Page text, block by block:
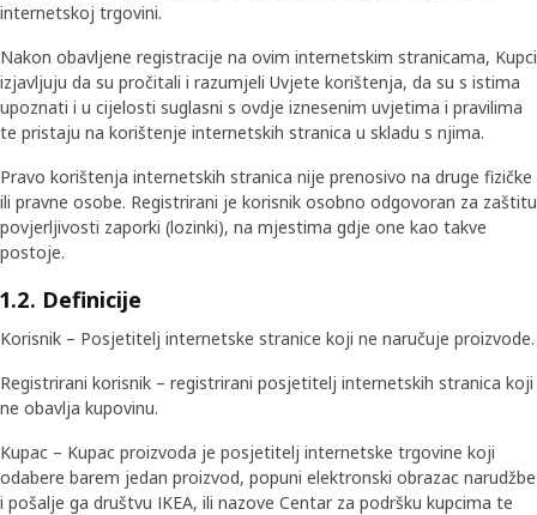
internetskoj trgovini.
Nakon obavljene registracije na ovim internetskim stranicama, Kupci
izjavljuju da su pročitali i razumjeli Uvjete korištenja, da su s istima
upoznati i u cijelosti suglasni s ovdje iznesenim uvjetima i pravilima
te pristaju na korištenje internetskih stranica u skladu s njima.
Pravo korištenja internetskih stranica nije prenosivo na druge fizičke
ili pravne osobe. Registrirani je korisnik osobno odgovoran za zaštitu
povjerljivosti zaporki (lozinki), na mjestima gdje one kao takve
postoje.
1.2. Definicije
Korisnik – Posjetitelj internetske stranice koji ne naručuje proizvode.
Registrirani korisnik – registrirani posjetitelj internetskih stranica koji
ne obavlja kupovinu.
Kupac – Kupac proizvoda je posjetitelj internetske trgovine koji
odabere barem jedan proizvod, popuni elektronski obrazac narudžbe
i pošalje ga društvu IKEA, ili nazove Centar za podršku kupcima te